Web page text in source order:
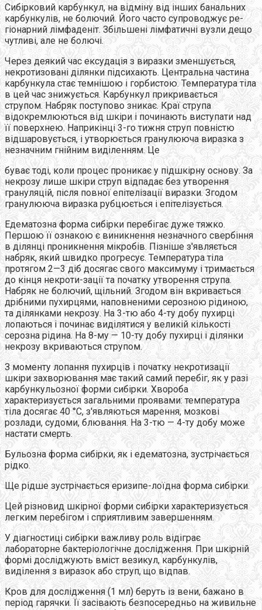
Сибірковий карбункул, на відміну від інших банальних
карбункулів, не болючий. Його часто супроводжує ре-
гіонарний лімфаденіт. Збільшені лімфатичні вузли дещо
чутливі, але не болючі.
Через деякий час ексудація з виразки зменшується,
некротизовані ділянки підсихають. Центральна частина
карбункула стає темнішою і горбистою. Температура тіла
в цей час знижується. Карбункул прикривається
струпом. Набряк поступово зникає. Краї струпа
відокремлюються від шкіри і починають виступати над
її поверхнею. Наприкінці 3-го тижня струп повністю
відшаровується, і утворюється гранулююча виразка з
незначним гнійним виділенням. Це
буває тоді, коли процес проникає у підшкірну основу. За
некрозу лише шкіри струп відпадає без утворення
грануляцій, після повної епітелізації виразки. Згодом
гранулююча виразка рубцюється і епітелізується.
Едематозна форма сибірки перебігає дуже тяжко.
Першою її ознакою є виникнення незначного свербіння
в ділянці проникнення мікробів. Пізніше з'являється
набряк, який швидко прогресує. Температура тіла
протягом 2—3 діб досягає свого максимуму і тримається
до кінця некроти-зації та початку утворення струпа.
Набряк не болючий, щільний. Згодом він вкривається
дрібними пухирцями, наповненими серозною рідиною,
та ділянками некрозу. На 3-тю або 4-ту добу пухирці
лопаються і починає виділятися у великій кількості
серозна рідина. На 8-му — 10-ту добу пухирці і ділянки
некрозу вкриваються струпом.
З моменту лопання пухирців і початку некротизації
шкіри захворювання має такий самий перебіг, як у разі
карбункульозної форми сибірки. Хвороба
характеризується загальними проявами: температура
тіла досягає 40 °С, з'являються марення, мозкові
розлади, судоми, блювання. На 3-тю — 4-ту добу може
настати смерть.
Бульозна форма сибірки, як і едематозна, зустрічається
рідко.
Ще рідше зустрічається еризипе-лоїдна форма сибірки.
Цей різновид шкірної форми сибірки характеризується
легким перебігом і сприятливим завершенням.
У діагностиці сибірки важливу роль відіграє
лабораторне бактеріологічне дослідження. При шкірній
формі досліджують вміст везикул, карбункулів,
виділення з виразок або струп, що відпав.
Кров для дослідження (1 мл) беруть із вени, бажано в
період гарячки. Її засівають безпосередньо на живильне